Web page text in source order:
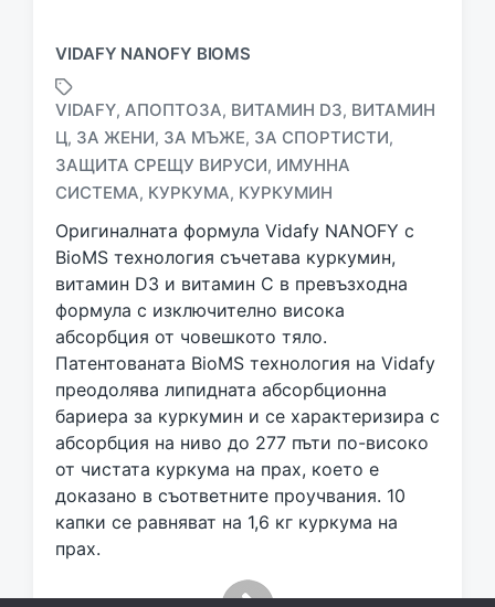
VIDAFY NANOFY BIOMS
a
g
g
d
w
i
t
h
VIDAFY, АПОПТОЗА, ВИТАМИН D3, ВИТАМИН
Ц, ЗА ЖЕНИ, ЗА МЪЖЕ, ЗА СПОРТИСТИ,
ЗАЩИТА СРЕЩУ ВИРУСИ, ИМУННА
СИСТЕМА, КУРКУМА, КУРКУМИН
Оригиналната формула Vidafy NANOFY с
BioMS технология съчетава куркумин,
витамин D3 и витамин C в превъзходна
формула с изключително висока
абсорбция от човешкото тяло.
Патентованата BioMS технология на Vidafy
преодолява липидната абсорбционна
бариера за куркумин и се характеризира с
абсорбция на ниво до 277 пъти по-високо
от чистата куркума на прах, което е
доказано в съответните проучвания. 10
капки се равняват на 1,6 кг куркума на
прах.